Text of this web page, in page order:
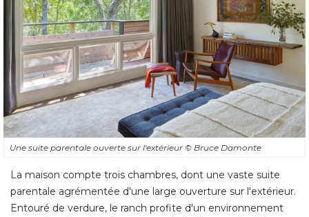
Une suite parentale ouverte sur l'extérieur © Bruce Damonte
La maison compte trois chambres, dont une vaste suite
parentale agrémentée d'une large ouverture sur l'extérieur.
Entouré de verdure, le ranch profite d'un environnement